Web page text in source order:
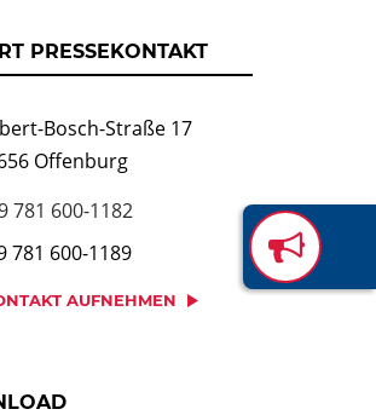
PRESSEKONTAKT
Bosch-Straße 17
Offenburg
781 600-1182
781 600-1189
AUFNEHMEN